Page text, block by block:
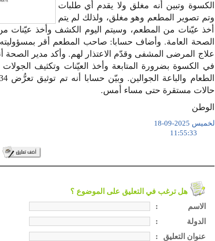
الكسوة وتبين أنه مغلق ولا يقدم أي طلبات
وتم تصوير المطعم وهو مغلق، ولذلك لم يتم
أخذ عيّنات من المطعم، وسيتم اليوم الكشف وأخذ عيّنات
الصحة العامة. وأضاف حسابا: صاحب المطعم أقر
علاج المرضى المشفى وقدّم الاعتذار لهم. وأكد مدير الصحة
في الكسوة بضرورة المتابعة وأخذ العيّنات وتكثيف
حالات مستقرة حتى مساء أمس.
الوطن
الخميس 2025-09-18
هل ترغب في التعليق على الموضوع ؟
:
الاسم
:
الدولة
:
عنوان التعليق